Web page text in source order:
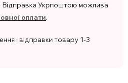
Відправка Укрпоштою можлива
оплати.
і відправки товару 1-3